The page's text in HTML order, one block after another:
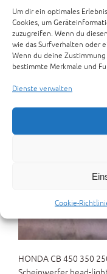
Um dir ein optimales
Cookies, um
zuzugreifen. Wenn du
wie das Surfverhalten oder
Wenn du deine
bestimmte Merkmale und
Dienste verwalten
Cookie-
HONDA CB 450 350